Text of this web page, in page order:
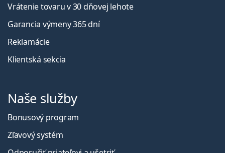
Vrátenie tovaru v 30 dňovej lehote
Garancia výmeny 365 dní
Reklamácie
Klientská sekcia
Naše služby
Bonusový program
Zľavový systém